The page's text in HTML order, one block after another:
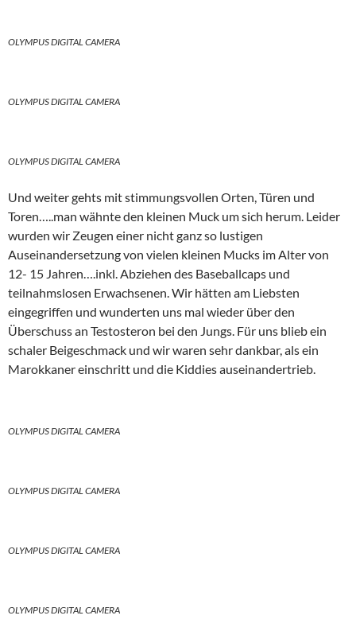
OLYMPUS DIGITAL CAMERA
OLYMPUS DIGITAL CAMERA
OLYMPUS DIGITAL CAMERA
Und weiter gehts mit stimmungsvollen Orten, Türen und
Toren…..man wähnte den kleinen Muck um sich herum. Leider
wurden wir Zeugen einer nicht ganz so lustigen
Auseinandersetzung von vielen kleinen Mucks im Alter von
12- 15 Jahren….inkl. Abziehen des Baseballcaps und
teilnahmslosen Erwachsenen. Wir hätten am Liebsten
eingegriffen und wunderten uns mal wieder über den
Überschuss an Testosteron bei den Jungs. Für uns blieb ein
schaler Beigeschmack und wir waren sehr dankbar, als ein
Marokkaner einschritt und die Kiddies auseinandertrieb.
OLYMPUS DIGITAL CAMERA
OLYMPUS DIGITAL CAMERA
OLYMPUS DIGITAL CAMERA
OLYMPUS DIGITAL CAMERA